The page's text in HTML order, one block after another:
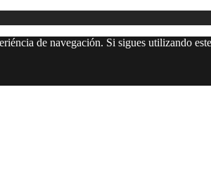
de navegación. Si sigues utilizando